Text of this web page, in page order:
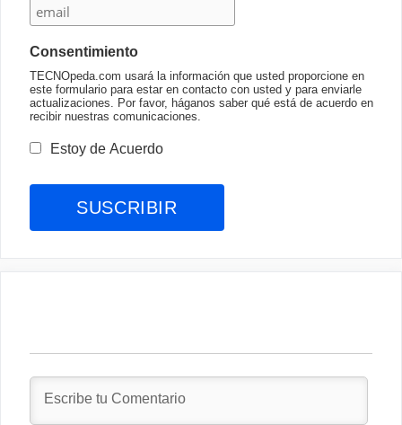
Consentimiento
TECNOpeda.com usará la información que usted proporcione en
este formulario para estar en contacto con usted y para enviarle
actualizaciones. Por favor, háganos saber qué está de acuerdo en
recibir nuestras comunicaciones.
Estoy de Acuerdo